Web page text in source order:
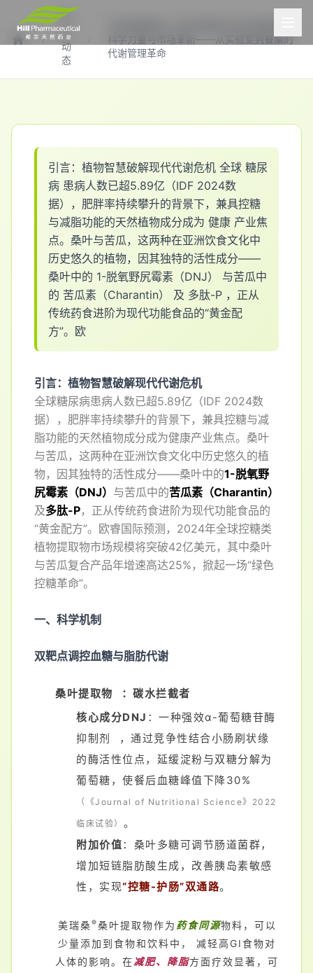
希
尔
动
态
科学力量与市场革新——从实验室到餐桌的
代谢管理革命
引 言： 植物智慧破解现代代谢危机 全球 糖尿
病 患病人数已超5.89亿 （IDF 2024数
据） ， 肥胖率持续攀升的背景下， 兼具控糖
与减脂功能的天然植物成分成为 健康 产业焦
点。 桑叶与苦瓜， 这两种在亚洲饮食文化中
历史悠久的植物， 因其独特的活性成分——
桑叶中的 1-脱氧野尻霉素 （DNJ） 与苦瓜中
的 苦瓜素 （Charantin） 及 多肽-P ， 正从
传统药食进阶为现代功能食品的“黄金配
方”。 欧
引言：植物智慧破解现代代谢危机
全球糖尿病患病人数已超5.89亿（IDF 2024数
据），肥胖率持续攀升的背景下，兼具控糖与减
脂功能的天然植物成分成为健康产业焦点。桑叶
与苦瓜，这两种在亚洲饮食文化中历史悠久的植
物，因其独特的活性成分——桑叶中的1-脱氧野
尻霉素（DNJ） 与苦瓜中的苦瓜素（Charantin）
及多肽-P，正从传统药食进阶为现代功能食品的
“黄金配方”。欧睿国际预测，2024年全球控糖类
植物提取物市场规模将突破42亿美元，其中桑叶
与苦瓜复合产品年增速高达25%，掀起一场“绿色
控糖革命”。
一、科学机制
双靶点调控血糖与脂肪代谢
桑叶提取物
：碳水拦截者
核心成分DNJ ：一种强效α-葡萄糖苷酶
抑制剂
，通过竞争性结合小肠刷状缘
的酶活性位点，延缓淀粉与双糖分解为
葡萄糖，使餐后血糖峰值下降30%
（《Journal of Nutritional Science》2022
临床试验） 。
附加价值：桑叶多糖可调节肠道菌群，
增加短链脂肪酸生成，改善胰岛素敏感
性，实现“控糖-护肠”双通路。
美瑞桑®桑叶提取物作为 药食同源物料 ，可以
少量添加到食物和饮料中， 减轻高GI食物对
人体的影响。 在减肥、降脂方面疗效显著，可